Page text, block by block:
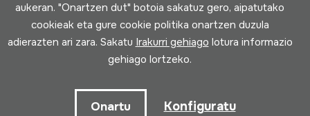
Erabilpen baldintzak Pribatutasun politika
Loturak garatua
aukeran. "Onartzen dut" botoia sakatuz gero, aipatutako
cookieak eta gure cookie politika onartzen duzula
adierazten ari zara. Sakatu Irakurri gehiago lotura informazio
gehiago lortzeko.
Onartu Konfiguratu